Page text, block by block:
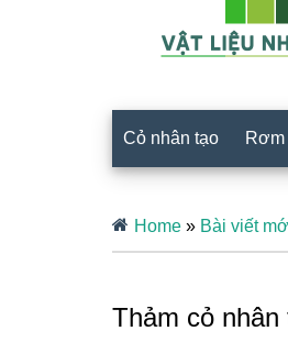
Cỏ nhân tạo Rơm
Home » Bài viết
Thảm cỏ